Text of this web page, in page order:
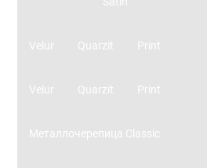
Velur
Velur
Quarzit
Quarzit
Print
Print
Металлочерепица Classic